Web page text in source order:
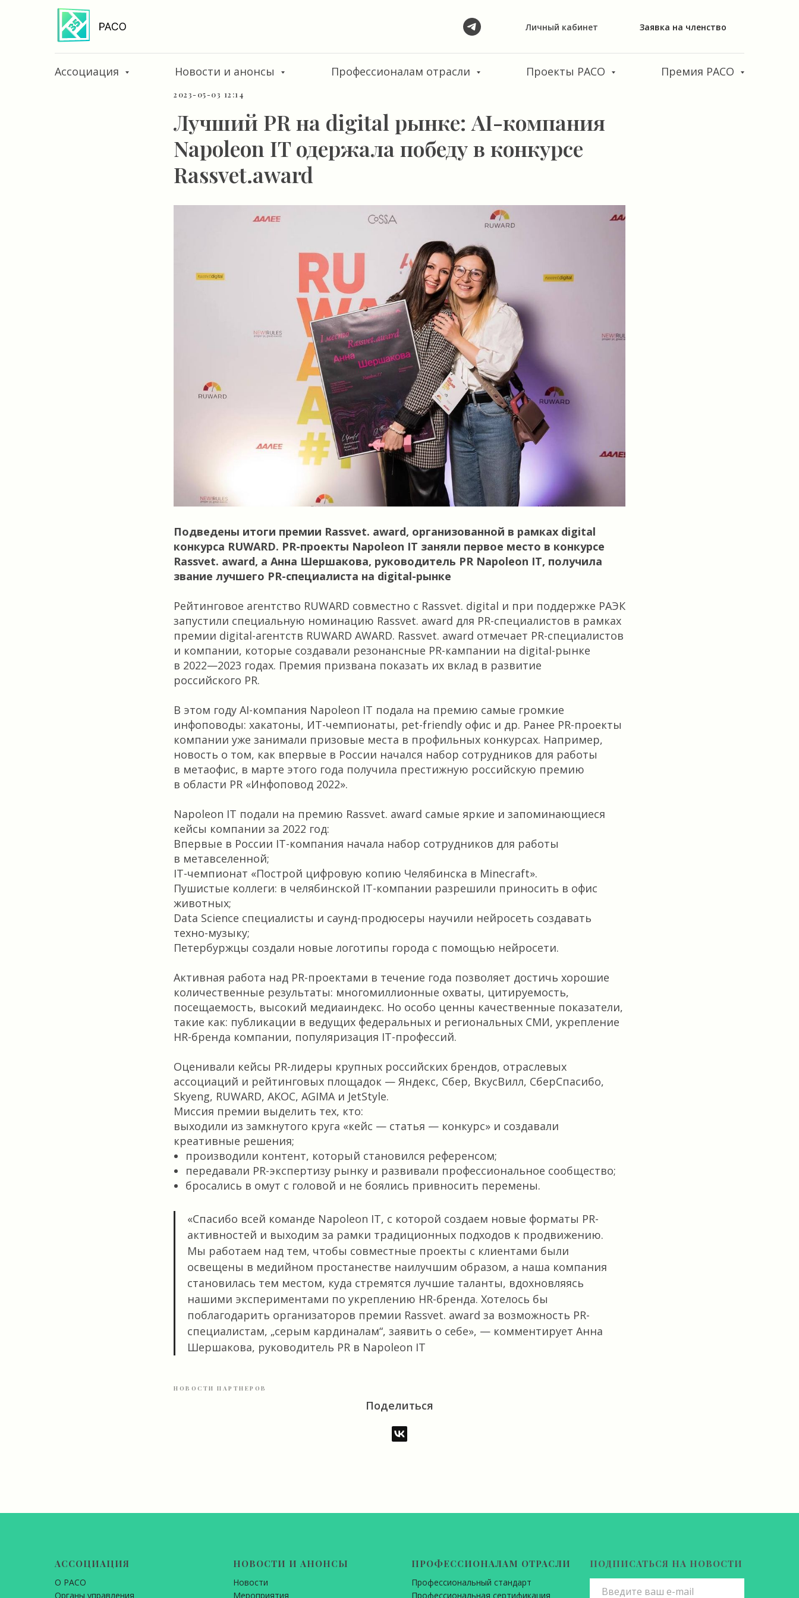
Личный кабинет Заявка на членство
Ассоциация Новости и анонсы Профессионалам отрасли Проекты РАСО Премия РАСО
2023-05-03 12:14
Лучший PR на digital рынке: AI-компания
Napoleon IT одержала победу в конкурсе
Rassvet.award
Подведены итоги премии Rassvet. award, организованной в рамках digital
конкурса RUWARD. PR-проекты Napoleon IT заняли первое место в конкурсе
Rassvet. award, а Анна Шершакова, руководитель PR Napoleon IT, получила
звание лучшего PR-специалиста на digital-рынке
Рейтинговое агентство RUWARD совместно с Rassvet. digital и при поддержке РАЭК
запустили специальную номинацию Rassvet. award для PR-специалистов в рамках
премии digital-агентств RUWARD AWARD. Rassvet. award отмечает PR-специалистов
и компании, которые создавали резонансные PR-кампании на digital-рынке
в 2022—2023 годах. Премия призвана показать их вклад в развитие
российского PR.
В этом году AI-компания Napoleon IT подала на премию самые громкие
инфоповоды: хакатоны, ИТ-чемпионаты, pet-friendly офис и др. Ранее PR-проекты
компании уже занимали призовые места в профильных конкурсах. Например,
новость о том, как впервые в России начался набор сотрудников для работы
в метаофис, в марте этого года получила престижную российскую премию
в области PR «Инфоповод 2022».
Napoleon IT подали на премию Rassvet. award самые яркие и запоминающиеся
кейсы компании за 2022 год:
Впервые в России IT-компания начала набор сотрудников для работы
в метавселенной;
IT-чемпионат «Построй цифровую копию Челябинска в Minecraft».
Пушистые коллеги: в челябинской IT-компании разрешили приносить в офис
животных;
Data Science специалисты и саунд-продюсеры научили нейросеть создавать
техно-музыку;
Петербуржцы создали новые логотипы города с помощью нейросети.
Активная работа над PR-проектами в течение года позволяет достичь хорошие
количественные результаты: многомиллионные охваты, цитируемость,
посещаемость, высокий медиаиндекс. Но особо ценны качественные показатели,
такие как: публикации в ведущих федеральных и региональных СМИ, укрепление
HR-бренда компании, популяризация IT-профессий.
Оценивали кейсы PR-лидеры крупных российских брендов, отраслевых
ассоциаций и рейтинговых площадок — Яндекс, Сбер, ВкусВилл, СберСпасибо,
Skyeng, RUWARD, АКОС, AGIMA и JetStyle.
Миссия премии выделить тех, кто:
выходили из замкнутого круга «кейс — статья — конкурс» и создавали
креативные решения;
производили контент, который становился референсом;
передавали PR-экспертизу рынку и развивали профессиональное сообщество;
бросались в омут с головой и не боялись привносить перемены.
«Спасибо всей команде Napoleon IT, с которой создаем новые форматы PR-
активностей и выходим за рамки традиционных подходов к продвижению.
Мы работаем над тем, чтобы совместные проекты с клиентами были
освещены в медийном простанестве наилучшим образом, а наша компания
становилась тем местом, куда стремятся лучшие таланты, вдохновляясь
нашими экспериментами по укреплению HR-бренда. Хотелось бы
поблагодарить организаторов премии Rassvet. award за возможность PR-
специалистам, „серым кардиналам“, заявить о себе», — комментирует Анна
Шершакова, руководитель PR в Napoleon IT
НОВОСТИ ПАРТНЕРОВ
Поделиться
АССОЦИАЦИЯ
О РАСО
Органы управления
НОВОСТИ И АНОНСЫ
Новости
Мероприятия
ПРОФЕССИОНАЛАМ ОТРАСЛИ
Профессиональный стандарт
Профессиональная сертификация
ПОДПИСАТЬСЯ НА НОВОСТИ